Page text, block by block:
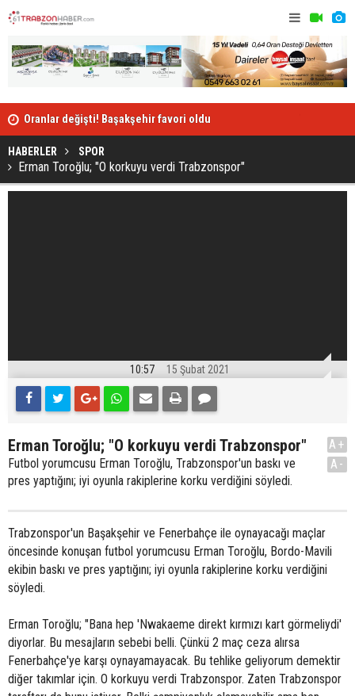
Oranlar değişti! Başakşehir favori oldu
HABERLER SPOR
Erman Toroğlu; "O korkuyu verdi Trabzonspor"
10:57 15 Şubat 2021
Erman Toroğlu; "O korkuyu verdi Trabzonspor"
Futbol yorumcusu Erman Toroğlu, Trabzonspor'un baskı ve
pres yaptığını; iyi oyunla rakiplerine korku verdiğini söyledi.
A+
A-
Trabzonspor'un Başakşehir ve Fenerbahçe ile oynayacağı maçlar
öncesinde konuşan futbol yorumcusu Erman Toroğlu, Bordo-Mavili
ekibin baskı ve pres yaptığını; iyi oyunla rakiplerine korku verdiğini
söyledi.
Erman Toroğlu; "Bana hep 'Nwakaeme direkt kırmızı kart görmeliydi'
diyorlar. Bu mesajların sebebi belli. Çünkü 2 maç ceza alırsa
Fenerbahçe'ye karşı oynayamayacak. Bu tehlike geliyorum demektir
diğer takımlar için. O korkuyu verdi Trabzonspor. Zaten Trabzonspor